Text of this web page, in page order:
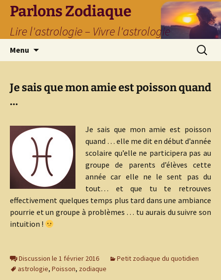
Parlons Zodiaque
Lire l'astrologie – Vivre l'astrologie
Menu
Je sais que mon amie est poisson quand
…
Je sais que mon amie est poisson
quand … elle me dit en début d’année
scolaire qu’elle ne participera pas au
groupe de parents d’élèves cette
année car elle ne le sent pas du
tout… et que tu te retrouves
effectivement quelques temps plus tard dans une ambiance
pourrie et un groupe à problèmes … tu aurais du suivre son
intuition !
Discussion le 1 février 2016
Petit zodiaque du quotidien
astrologie, Poisson, zodiaque